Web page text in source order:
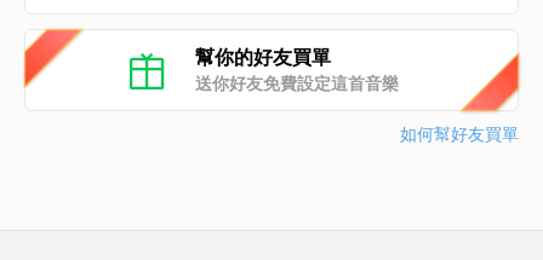
幫你的好友買單
送你好友免費設定這首音樂
如何幫好友買單